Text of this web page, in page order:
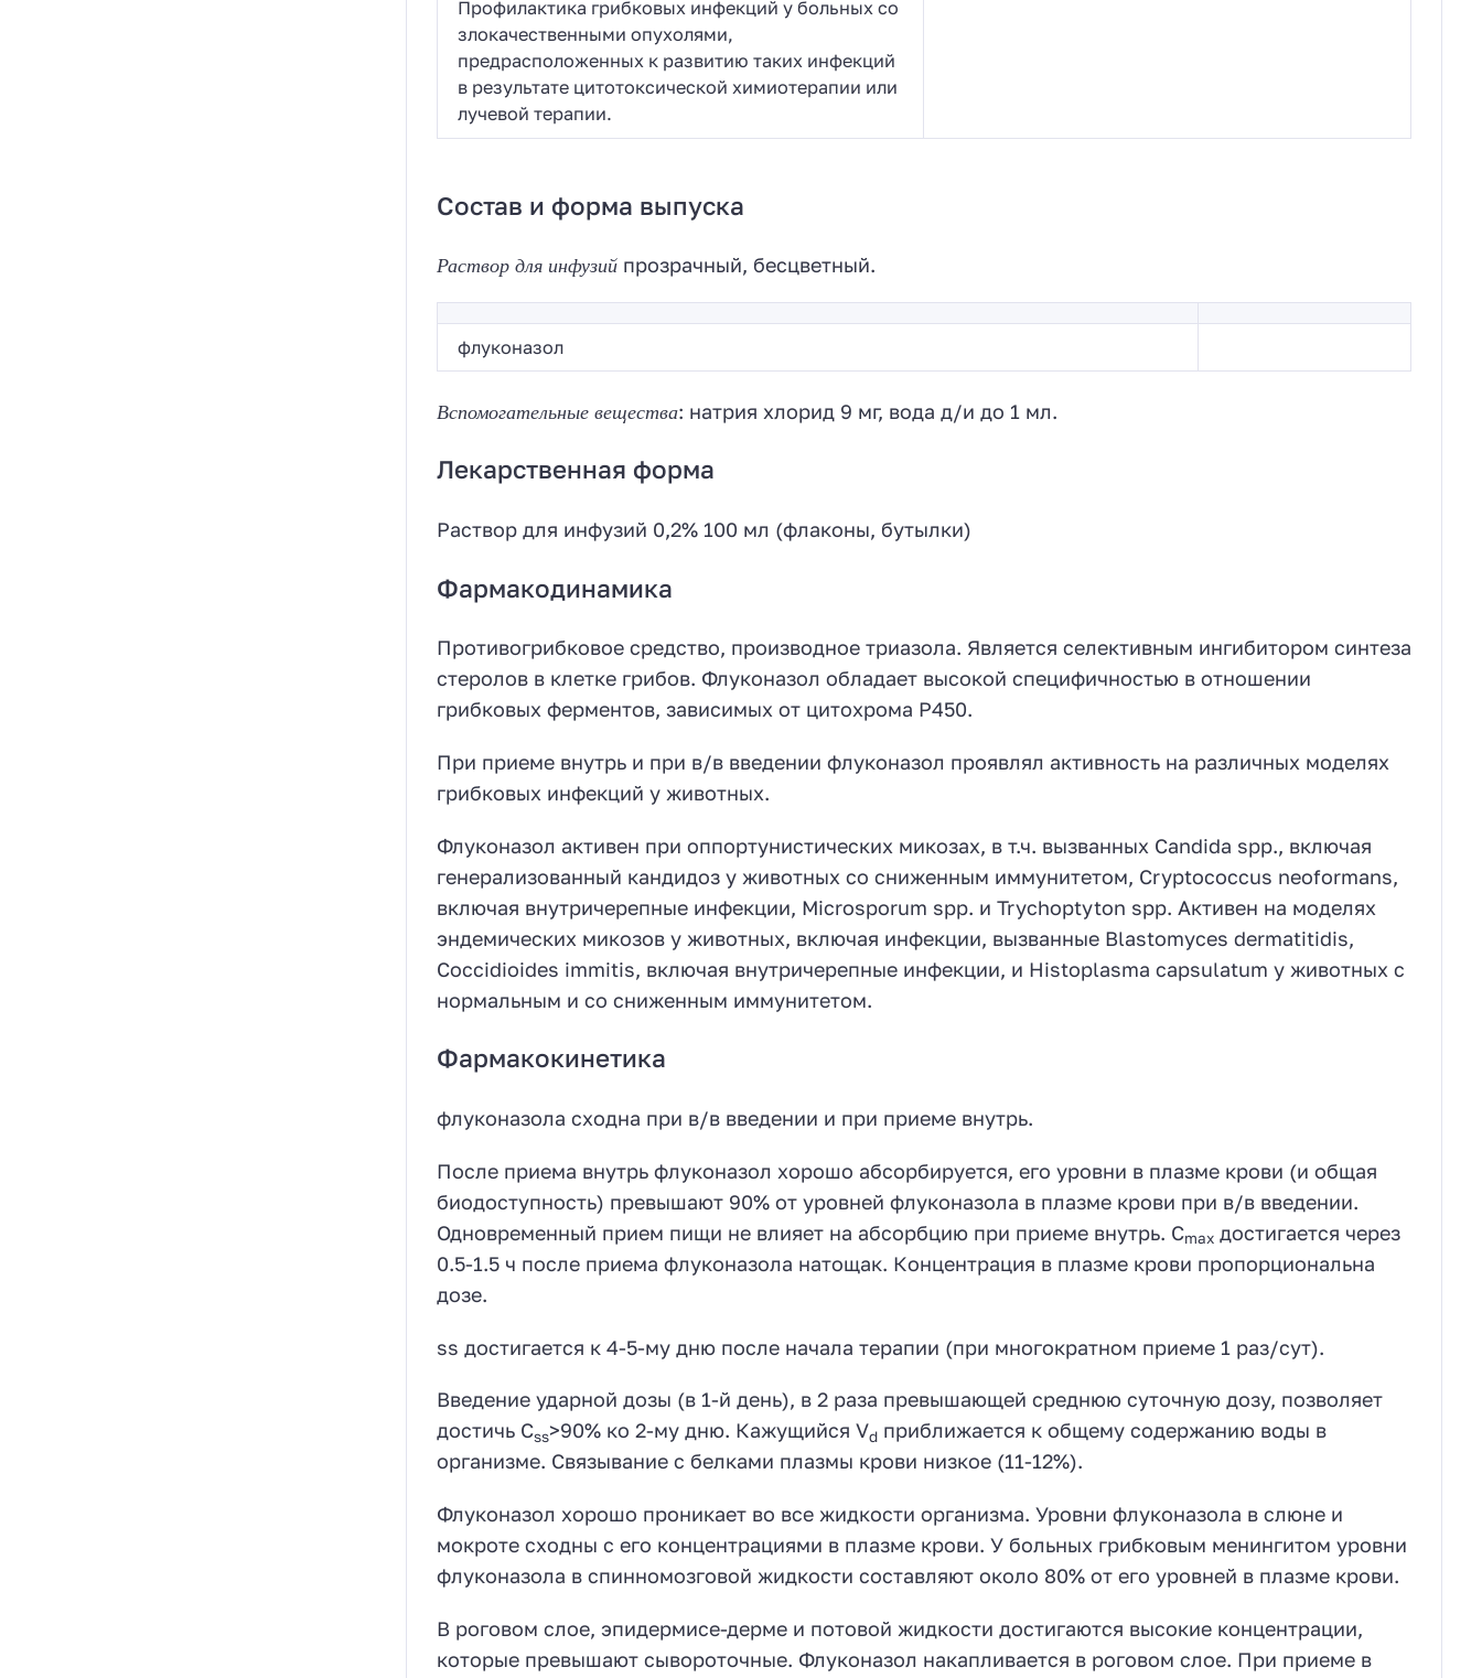
Профилактика грибковых инфекций у больных со
злокачественными опухолями,
предрасположенных к развитию таких инфекций
в результате цитотоксической химиотерапии или
лучевой терапии.
Состав и форма выпуска
Раствор для инфузийпрозрачный, бесцветный.
флуконазол
Вспомогательные вещества: натрия хлорид 9 мг, вода д/и до 1 мл.
Лекарственная форма
Раствор для инфузий 0,2% 100 мл (флаконы, бутылки)
Фармакодинамика
Противогрибковое средство, производное триазола. Является селективным ингибитором синтеза
стеролов в клетке грибов. Флуконазол обладает высокой специфичностью в отношении
грибковых ферментов, зависимых от цитохрома P450.
При приеме внутрь и при в/в введении флуконазол проявлял активность на различных моделях
грибковых инфекций у животных.
Флуконазол активен при оппортунистических микозах, в т.ч. вызванных Candida spp., включая
генерализованный кандидоз у животных со сниженным иммунитетом, Cryptococcus neoformans,
включая внутричерепные инфекции, Microsporum spp. и Trychoptyton spp. Активен на моделях
эндемических микозов у животных, включая инфекции, вызванные Blastomyces dermatitidis,
Coccidioides immitis, включая внутричерепные инфекции, и Histoplasma capsulatum у животных с
нормальным и со сниженным иммунитетом.
Фармакокинетика
флуконазола сходна при в/в введении и при приеме внутрь.
После приема внутрь флуконазол хорошо абсорбируется, его уровни в плазме крови (и общая
биодоступность) превышают 90% от уровней флуконазола в плазме крови при в/в введении.
Одновременный прием пищи не влияет на абсорбцию при приеме внутрь. Cmaxдостигается через
0.5-1.5 ч после приема флуконазола натощак. Концентрация в плазме крови пропорциональна
дозе.
ss достигается к 4-5-му дню после начала терапии (при многократном приеме 1 раз/сут).
Введение ударной дозы (в 1-й день), в 2 раза превышающей среднюю суточную дозу, позволяет
достичь Css>90% ко 2-му дню. Кажущийся Vdприближается к общему содержанию воды в
организме. Связывание с белками плазмы крови низкое (11-12%).
Флуконазол хорошо проникает во все жидкости организма. Уровни флуконазола в слюне и
мокроте сходны с его концентрациями в плазме крови. У больных грибковым менингитом уровни
флуконазола в спинномозговой жидкости составляют около 80% от его уровней в плазме крови.
В роговом слое, эпидермисе-дерме и потовой жидкости достигаются высокие концентрации,
которые превышают сывороточные. Флуконазол накапливается в роговом слое. При приеме в